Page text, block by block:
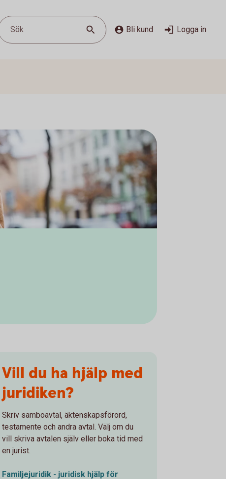
Sök Bli kund Logga in
Vill du ha hjälp med
juridiken?
Skriv samboavtal, äktenskapsförord,
testamente och andra avtal. Välj om du
vill skriva avtalen själv eller boka tid med
en jurist.
Familjejuridik - juridisk hjälp för